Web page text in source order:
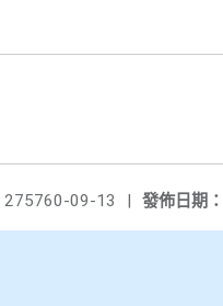
發佈日期：
275760-09-13 |